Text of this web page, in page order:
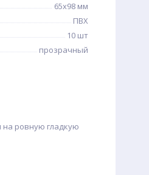
65x98 мм
ПВХ
10 шт
прозрачный
на ровную гладкую